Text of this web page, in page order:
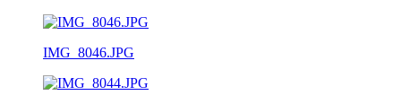
IMG_8046.JPG